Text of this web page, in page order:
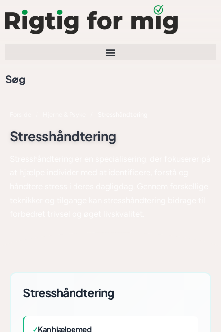
Søg
Stresshåndtering
Stresshåndtering
✓Kan hjælpe med